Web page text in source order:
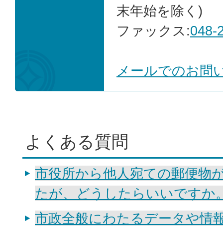
末年始を除く)
ファックス:048-
メールでのお問
よくある質問
市役所から他人宛ての郵便物
たが、どうしたらいいですか
市政全般にわたるデータや情